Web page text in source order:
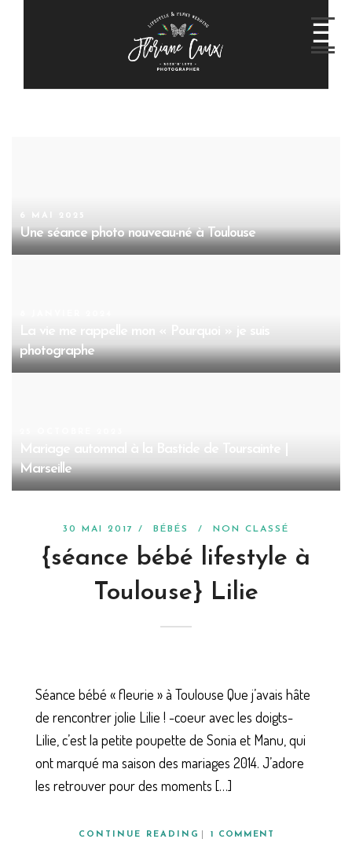
6 MAI 2025
Une séance photo nouveau-né à Toulouse
La vie me rappelle mon « Pourquoi » je suis
photographe
Mariage automnal à la Bastide de Toursainte |
Marseille
30 MAI 2017 / BÉBÉS / NON CLASSÉ
{séance bébé lifestyle à
Toulouse} Lilie
Séance bébé « fleurie » à Toulouse Que j’avais hâte
de rencontrer jolie Lilie ! -coeur avec les doigts-
Lilie, c’est la petite poupette de Sonia et Manu, qui
ont marqué ma saison des mariages 2014. J’adore
les retrouver pour des moments […]
CONTINUE READING 1 COMMENT